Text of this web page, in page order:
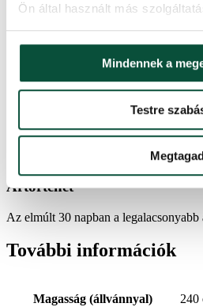
Ön által használt más
Mindennek a
Testre
Súly (brutto) 24
FAVI kategória
Ártörténet
Az elmúlt 30 napban a legalacsonyabb
További információk
Magasság (állvánnyal) 240